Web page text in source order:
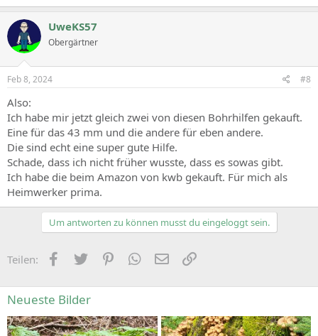
UweKS57
Obergärtner
Feb 8, 2024 #8
Also:
Ich habe mir jetzt gleich zwei von diesen Bohrhilfen gekauft.
Eine für das 43 mm und die andere für eben andere.
Die sind echt eine super gute Hilfe.
Schade, dass ich nicht früher wusste, dass es sowas gibt.
Ich habe die beim Amazon von kwb gekauft. Für mich als
Heimwerker prima.
Um antworten zu können musst du eingeloggt sein.
Teilen: FacebookZwitschernPinterestWhatsApp
E-Mail
Neueste Bilder